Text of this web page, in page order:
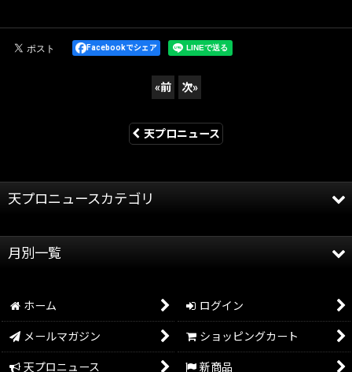
Facebookでシェア
«前 次»
天プロニュース
天プロニュースカテゴリ
天龍プロジェクト
月別一覧
2025年
2024年
ホーム ログイン
メールマガジン ショッピングカート
天プロニュース 新商品